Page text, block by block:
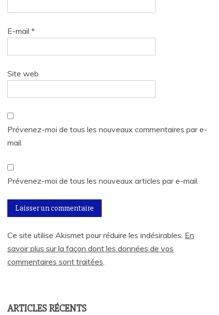
E-mail *
Site web
Prévenez-moi de tous les nouveaux commentaires par e-
mail.
Prévenez-moi de tous les nouveaux articles par e-mail.
Ce site utilise Akismet pour réduire les indésirables. En
savoir plus sur la façon dont les données de vos
commentaires sont traitées
ARTICLES RÉCENTS